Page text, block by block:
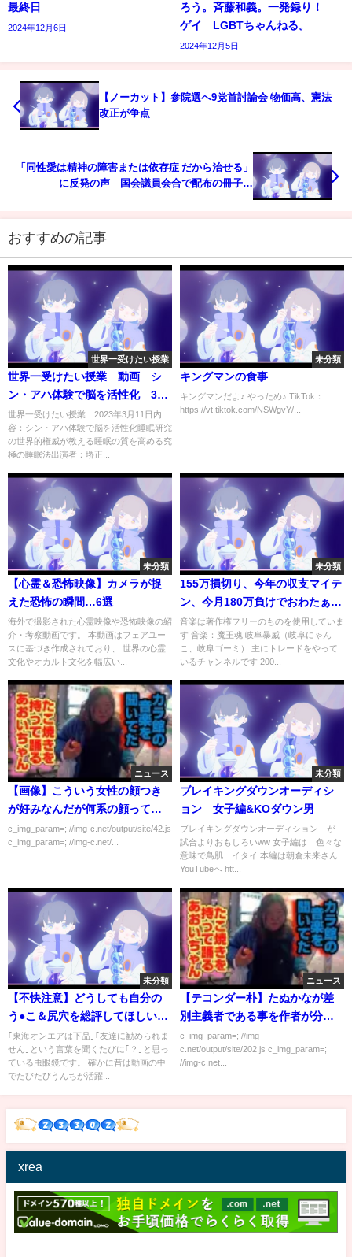
最終日
2024年12月6日
ろう。斉藤和義。一発録り！
ゲイ LGBTちゃんねる。
2024年12月5日
【ノーカット】参院選へ9党首討論会 物価高、憲法
改正が争点
「同性愛は精神の障害または依存症 だから治せる」
に反発の声 国会議員会合で配布の冊子｜
おすすめの記事
世界一受けたい授業
世界一受けたい授業 動画 シ
ン・アハ体験で脳を活性化 3月
11日
世界一受けたい授業 2023年3月11日内
容：シン・アハ体験で脳を活性化睡眠研究
の世界的権威が教える睡眠の質を高める究
極の睡眠法出演者：堺正...
未分類
キングマンの食事
キングマンだよ♪ やっため♪ TikTok：
https://vt.tiktok.com/NSWgvY/...
未分類
【心霊＆恐怖映像】カメラが捉
えた恐怖の瞬間…6選
海外で撮影された心霊映像や恐怖映像の紹
介・考察動画です。 本動画はフェアユー
スに基づき作成されており、 世界の心霊
文化やオカルト文化を幅広い...
未分類
155万損切り、今年の収支マイテ
ン、今月180万負けでおわたぁぁ
ぁぁあぁ
音楽は著作権フリーのものを使用していま
す 音楽：魔王魂 岐阜暴威（岐阜にゃん
こ、岐阜ゴーミ） 主にトレードをやって
いるチャンネルです 200...
ニュース
【画像】こういう女性の顔つき
が好みなんだが何系の顔ってい
うんだ？？？
c_img_param=; //img-c.net/output/site/42.js
c_img_param=; //img-c.net/...
未分類
ブレイキングダウンオーディシ
ョン 女子編&KOダウン男
ブレイキングダウンオーディション が
試合よりおもしろいww 女子編は 色々な
意味で鳥肌 イタイ 本編は朝倉未来さん
YouTubeへ htt...
未分類
【不快注意】どうしても自分の
う●こ＆尻穴を総評してほしいし
ばゆー
｢東海オンエアは下品｣｢友達に勧められま
せん｣という言葉を聞くたびに｢？｣と思っ
ている虫眼鏡です。 確かに昔は動画の中
でたびたびうんちが活躍...
ニュース
【テコンダー朴】たぬかなが差
別主義者である事を作者が分析
ｗｗｗｗｗ
c_img_param=; //img-
c.net/output/site/202.js c_img_param=;
//img-c.net...
xrea